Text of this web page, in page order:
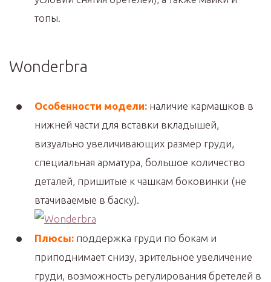
топы.
Wonderbra
Особенности модели: наличие кармашков в
нижней части для вставки вкладышей,
визуально увеличивающих размер груди,
специальная арматура, большое количество
деталей, пришитые к чашкам боковинки (не
втачиваемые в баску).
Плюсы: поддержка груди по бокам и
приподнимает снизу, зрительное увеличение
груди, возможность регулирования бретелей в